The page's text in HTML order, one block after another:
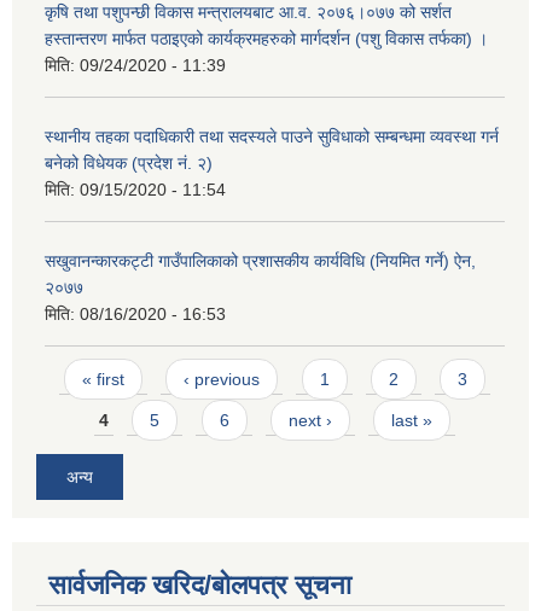
कृषि तथा पशुपन्छी विकास मन्त्रालयबाट आ.व. २०७६।०७७ को सर्शत
हस्तान्तरण मार्फत पठाइएको कार्यक्रमहरुको मार्गदर्शन (पशु विकास तर्फका) ।
मिति: 09/24/2020 - 11:39
स्थानीय तहका पदाधिकारी तथा सदस्यले पाउने सुविधाको सम्बन्धमा व्यवस्था गर्न
बनेको विधेयक (प्रदेश नं. २)
मिति: 09/15/2020 - 11:54
सखुवानन्कारकट्टी गाउँपालिकाको प्रशासकीय कार्यविधि (नियमित गर्ने) ऐन,
२०७७
मिति: 08/16/2020 - 16:53
Pages
« first ‹ previous 1 2 3
4 5 6 next › last »
अन्य
सार्वजनिक खरिद/बोलपत्र सूचना